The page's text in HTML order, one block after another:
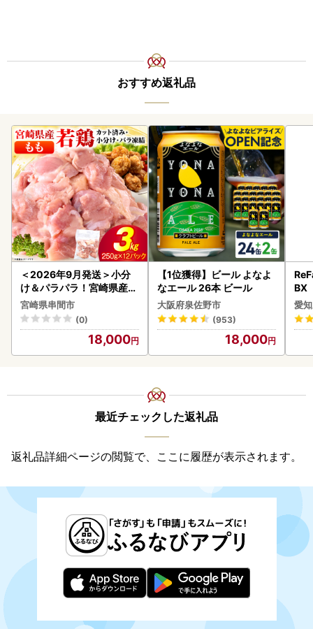
おすすめ返礼品
＜2026年9月発送＞小分
け＆パラパラ！宮崎県産鶏
ももカット合計3kg_K043
-009-2609
宮崎県串間市
(0)
18,000
【1位獲得】ビール よなよ
なエール 26本 ビール
大阪府泉佐野市
(953)
18,000
BX
ー
ファ
愛
最近チェックした返礼品
返礼品詳細ページの閲覧で、ここに履歴が表示されます。